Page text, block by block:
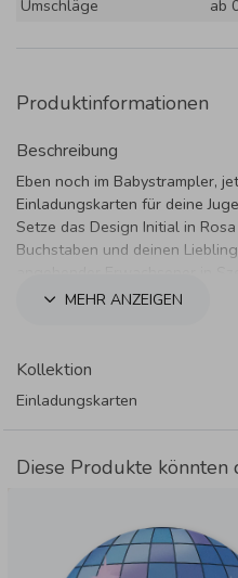
Umschläge
ab
Produktinformationen
Beschreibung
Eben noch im Babystrampler,
Einladungskarten für deine
Setze das Design Initial in
Buchstaben und deinen
deiner großen Feier ein.
MEHR ANZEIGEN
Kollektion
Einladungskarten
Diese Produkte könnten